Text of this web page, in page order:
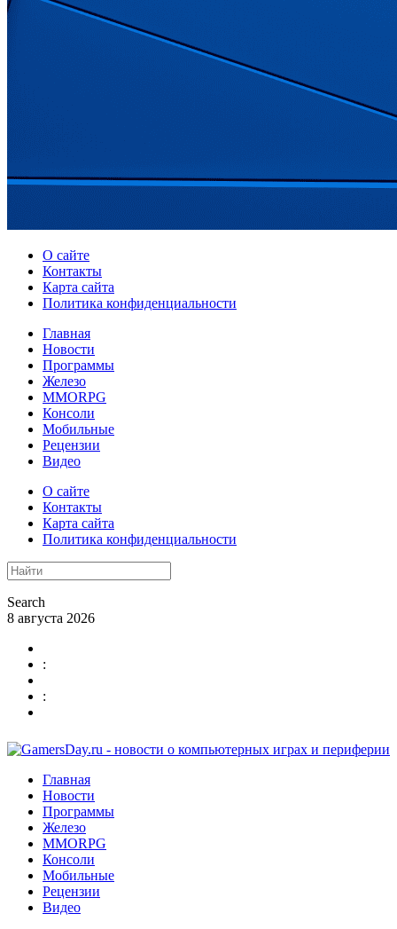
О сайте
Контакты
Карта сайта
Политика конфиденциальности
Главная
Новости
Программы
Железо
MMORPG
Консоли
Мобильные
Рецензии
Видео
О сайте
Контакты
Карта сайта
Политика конфиденциальности
Search
8 августа 2026
:
:
Главная
Новости
Программы
Железо
MMORPG
Консоли
Мобильные
Рецензии
Видео